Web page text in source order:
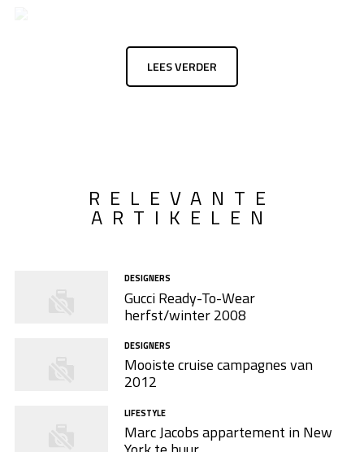
LEES VERDER
RELEVANTE
ARTIKELEN
DESIGNERS
Gucci Ready-To-Wear
herfst/winter 2008
DESIGNERS
Mooiste cruise campagnes van
2012
LIFESTYLE
Marc Jacobs appartement in New